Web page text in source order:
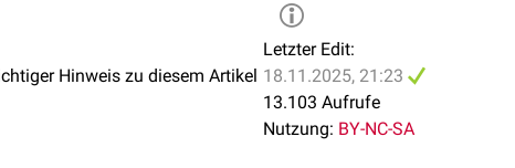
H ("hemorrhage") ist gekennzeichnet durch parenchymale
von
Hämosiderin .
Hinweis zu diesem Artikel
Letzter Edit:
18.11.2025, 21:23
13.103 Aufrufe
Nutzung: BY-NC-SA